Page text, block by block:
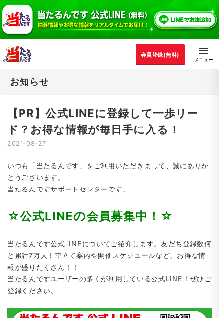
会員登録(無料)
お知らせ
【PR】公式LINEに登録して一歩リー
ド？お得な情報が毎日手に入る！
2021-08-27
いつも「当たるんです」をご利用いただきまして、誠にありが
とうございます。
当たるんですサポートセンターです。
☆公式LINEの会員募集中！☆
当たるんです公式LINEについてご紹介します。友だち登録数何
と累計7万人！車立て案内や開催スケジュールなど、お得な情
報が盛りだくさん！！
当たるんですユーザーの多くが利用している公式LINE！ぜひご
登録ください。